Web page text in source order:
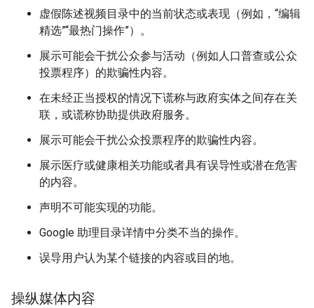
虚假陈述视频目录中的当前状态或表现（例如，“编辑
精选”“最热门操作”）。
展示可能会干扰公众参与活动（例如人口普查或公众
投票程序）的欺骗性内容。
在未经正当授权的情况下谎称与政府实体之间存在关
联，或谎称协助提供政府服务。
展示可能会干扰公众投票程序的欺骗性内容。
展示医疗或健康相关功能或者具有误导性或潜在危害
的内容。
声明不可能实现的功能。
Google 助理目录详情中分类不当的操作。
误导用户认为某个链接的内容或目的地。
操纵媒体内容